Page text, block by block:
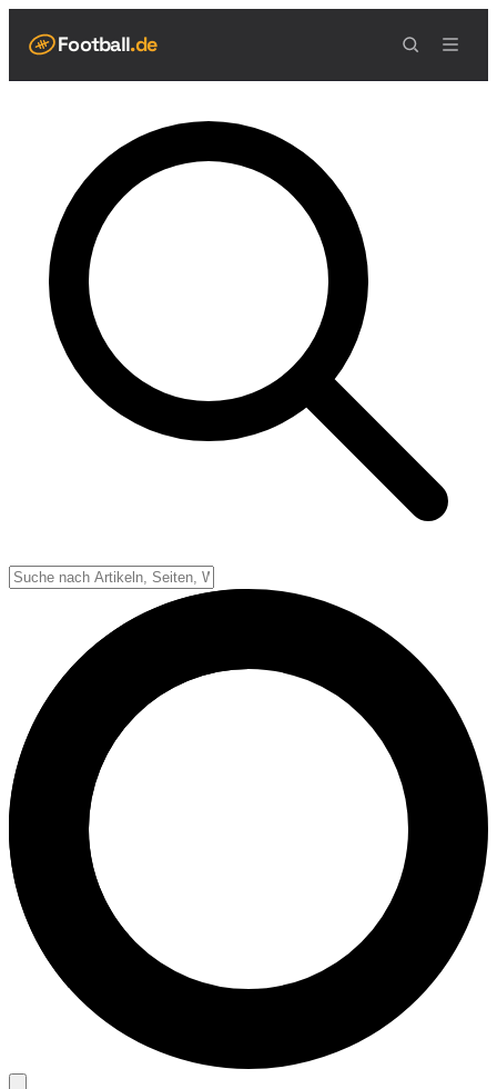
Football.de
Live Scores
Spielplan
Teams
Tabelle
Football Regeln
Punkte & Scoring
Strafen & Fouls
Schiedsrichter
Football Lexikon